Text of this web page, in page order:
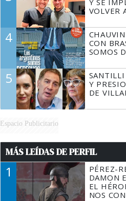
Y SE
VOLVER
4
CON
SOMOS
5
Y
DE
Espacio Publicitario
MÁS LEÍDAS DE PERFIL
1
PÉREZ-
DAMON
EL
NOS